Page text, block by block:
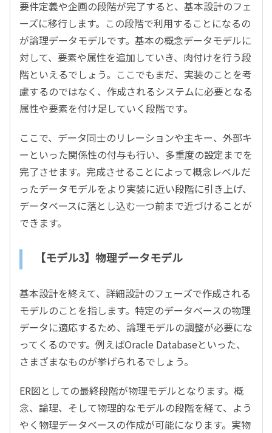
要件定義や企画の段階が完了すると、基本設計のフェ
ーズに移行します。この段階で利用することになるの
が論理データモデルです。基本の概念データモデルに
対して、要素や属性を追加していき、肉付けを行う段
階といえるでしょう。ここでもまだ、実装のことを考
慮するのではなく、作成されるシステムに必要となる
属性や要素を付け足していく段階です。
ここで、データ同士のリレーションや主キー、外部キ
ーといった関係性の付与も行い、多重度の設定までを
完了させます。完成させることによって概念レベルだ
ったデータモデルをより実装に近い段階に引き上げ、
データベースに落とし込む一つ前まで近づけることが
できます。
【モデル3】物理データモデル
基本設計を終えて、詳細設計のフェーズで作成される
モデルのことを指します。特定のデータベースの物理
データに適応するため、論理モデルの調整が必要にな
ってくるのです。例えばOracle Databaseといった、
さまざまなものが挙げられるでしょう。
ER図としての最終段階が物理モデルとなります。概
念、論理、そして物理的なモデルの段階を経て、よう
やく物理データベースの作成が可能になります。実物